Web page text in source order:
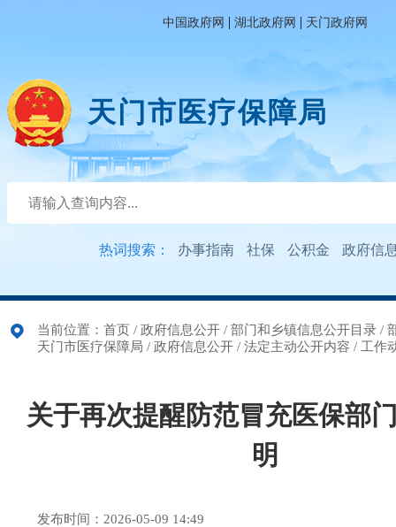
中国政府网 | 湖北政府网 | 天门政府网
天门市医疗保障局
热词搜索： 办事指南 社保 公积金 政府信
当前位置： 首页 / 政府信息公开 / 部门和乡镇信息公开目录 /
天门市医疗保障局 / 政府信息公开 / 法定主动公开内容 / 工作
关于再次提醒防范冒充医保部
明
发布时间：2026-05-09 14:49